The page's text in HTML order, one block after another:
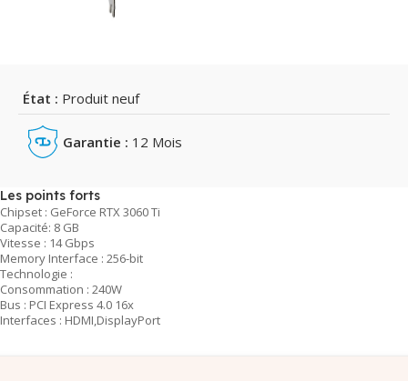
État : Produit neuf
Garantie : 12 Mois
Les points forts
Chipset : GeForce RTX 3060 Ti
Capacité: 8 GB
Vitesse : 14 Gbps
Memory Interface : 256-bit
Technologie :
Consommation : 240W
Bus : PCI Express 4.0 16x
Interfaces : HDMI,DisplayPort